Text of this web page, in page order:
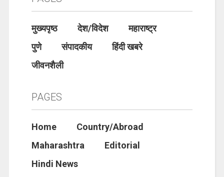
मुख्यपृष्ठ देश/विदेश
महाराष्ट्र
पुणे
संपादकीय
हिंदी खबरे
जीवनशैली
PAGES
Home
Country/Abroad
Maharashtra
Editorial
Hindi News